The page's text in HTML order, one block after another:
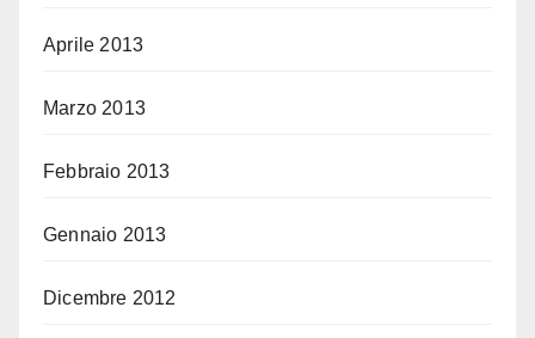
Aprile 2013
Marzo 2013
Febbraio 2013
Gennaio 2013
Dicembre 2012